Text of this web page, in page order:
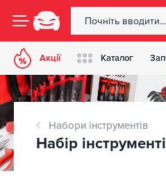
Акції Каталог
Набори інструментів
Набір